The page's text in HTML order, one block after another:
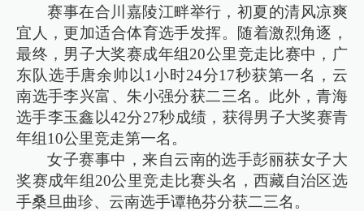
赛事在合川嘉陵江畔举行，初夏的清风凉爽
宜人，更加适合体育选手发挥。随着激烈角逐，
最终，男子大奖赛成年组20公里竞走比赛中，广
东队选手唐余帅以1小时24分17秒获第一名，云
南选手李兴富、朱小强分获二三名。此外，青海
选手李玉鑫以42分27秒成绩，获得男子大奖赛青
年组10公里竞走第一名。
女子赛事中，来自云南的选手彭丽获女子大
奖赛成年组20公里竞走比赛头名，西藏自治区选
手桑旦曲珍、云南选手谭艳芬分获二三名。